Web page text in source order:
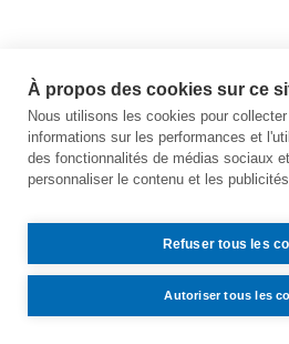
À propos des cookies sur ce
Nous utilisons les cookies pour
informations sur les performances et
des fonctionnalités de médias sociaux
personnaliser le contenu et les
Refuser tous les
Autoriser tous les